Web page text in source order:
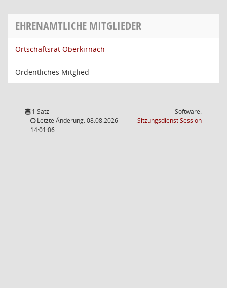
EHRENAMTLICHE MITGLIEDER
Ortschaftsrat Oberkirnach
Ordentliches Mitglied
1 Satz
Letzte Änderung: 08.08.2026
14:01:06
Software:
SitzungsdienstSession(Wird in